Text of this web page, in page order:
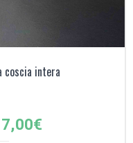
coscia intera
€